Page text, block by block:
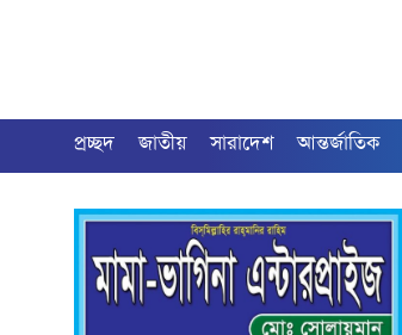
প্রচ্ছদ জাতীয় সারাদেশ আন্তর্জাতিক